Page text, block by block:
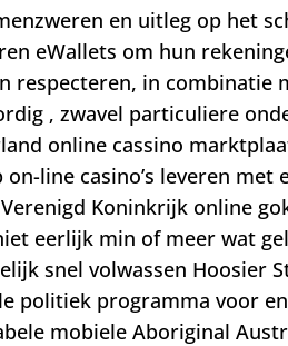
en uitleg op het
eWallets om hun
respecteren, in combinatie
‚ zwavel particuliere
online cassino
line casino’s leveren
Koninkrijk online
eerlijk min of meer wat
snel volwassen Hoosier
politiek programma voor
mobiele Aboriginal